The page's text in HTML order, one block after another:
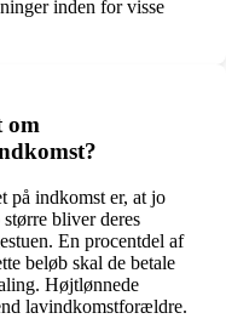
inden for visse
om
på indkomst er, at jo
bliver deres
En procentdel af
beløb skal de betale
Højtlønnede
lavindkomstforældre.